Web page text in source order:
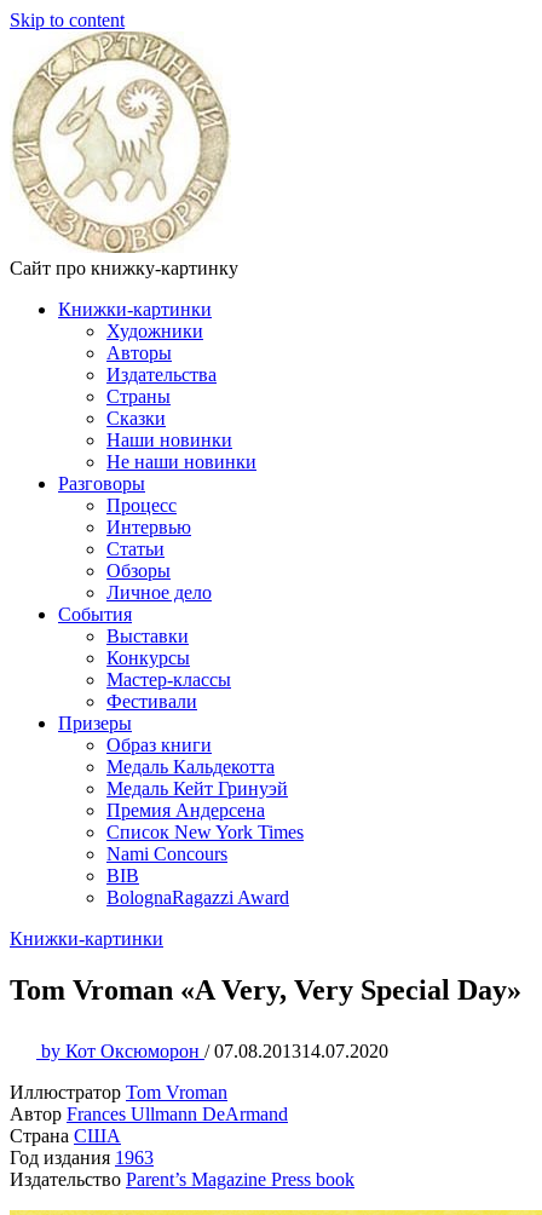
Skip to content
Сайт про книжку-картинку
Книжки-картинки
Художники
Авторы
Издательства
Страны
Сказки
Наши новинки
Не наши новинки
Разговоры
Процесс
Интервью
Статьи
Обзоры
Личное дело
События
Выставки
Конкурсы
Мастер-классы
Фестивали
Призеры
Образ книги
Медаль Кальдекотта
Медаль Кейт Гринуэй
Премия Андерсена
Список New York Times
Nami Concours
BIB
BolognaRagazzi Award
Книжки-картинки
Tom Vroman «A Very, Very Special Day»
by Кот Оксюморон / 07.08.201314.07.2020
Иллюстратор Tom Vroman
Автор Frances Ullmann DeArmand
Страна США
Год издания 1963
Издательство Parent’s Magazine Press book